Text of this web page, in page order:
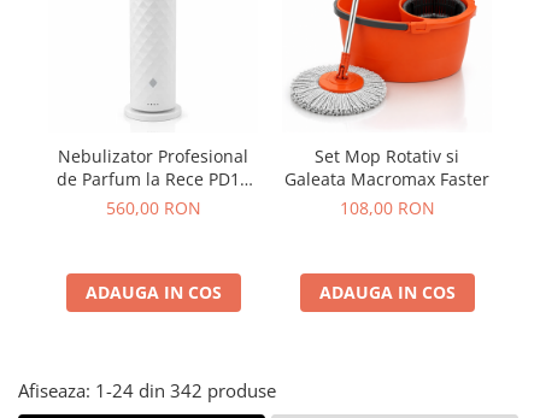
Produse incontinenta
Sare de baie
Servetele Umede
Nebulizator Profesional
de Parfum la Rece PD10
cu Wi-Fi si Lumina
560,00 RON
ADAUGA IN COS
Set Mop Rotativ si
Galeata Macromax Faster
108,00 RON
ADAUGA IN COS
Afiseaza: 1-24 din 342 produse